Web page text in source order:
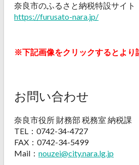
奈良市のふるさと納税特設サイト
https://furusato-nara.jp/
※下記画像をクリックするとより
お問い合わせ
奈良市役所 財務部 税務室 納税課
TEL：0742-34-4727
FAX：0742-34-5499
Mail： nouzei@city.nara.lg.jp